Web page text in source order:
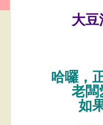
大
哈囉，
老闆
如